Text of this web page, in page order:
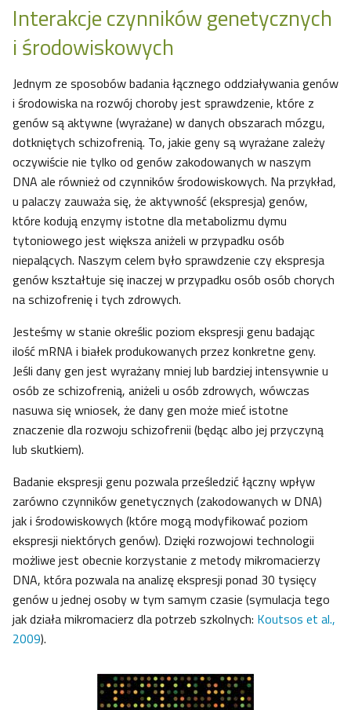
Interakcje czynników genetycznych
i środowiskowych
Jednym ze sposobów badania łącznego oddziaływania genów
i środowiska na rozwój choroby jest sprawdzenie, które z
genów są aktywne (wyrażane) w danych obszarach mózgu,
dotkniętych schizofrenią. To, jakie geny są wyrażane zależy
oczywiście nie tylko od genów zakodowanych w naszym
DNA ale również od czynników środowiskowych. Na przykład,
u palaczy zauważa się, że aktywność (ekspresja) genów,
które kodują enzymy istotne dla metabolizmu dymu
tytoniowego jest większa aniżeli w przypadku osób
niepalących. Naszym celem było sprawdzenie czy ekspresja
genów kształtuje się inaczej w przypadku osób osób chorych
na schizofrenię i tych zdrowych.
Jesteśmy w stanie określic poziom ekspresji genu badając
ilość mRNA i białek produkowanych przez konkretne geny.
Jeśli dany gen jest wyrażany mniej lub bardziej intensywnie u
osób ze schizofrenią, aniżeli u osób zdrowych, wówczas
nasuwa się wniosek, że dany gen może mieć istotne
znaczenie dla rozwoju schizofrenii (będąc albo jej przyczyną
lub skutkiem).
Badanie ekspresji genu pozwala prześledzić łączny wpływ
zarówno czynników genetycznych (zakodowanych w DNA)
jak i środowiskowych (które mogą modyfikować poziom
ekspresji niektórych genów). Dzięki rozwojowi technologii
możliwe jest obecnie korzystanie z metody mikromacierzy
DNA, która pozwala na analizę ekspresji ponad 30 tysięcy
genów u jednej osoby w tym samym czasie (symulacja tego
jak działa mikromacierz dla potrzeb szkolnych: Koutsos et al.,
2009).